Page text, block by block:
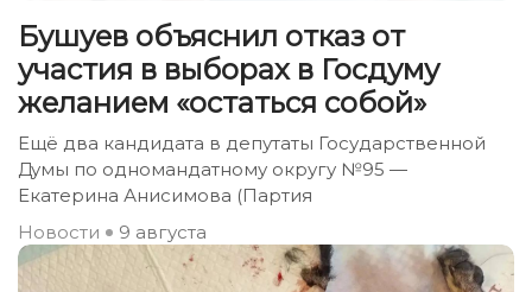
Бушуев объяснил отказ от
участия в выборах в Госдуму
желанием «остаться собой»
Ещё два кандидата в депутаты Государственной
Думы по одномандатному округу №95 —
Екатерина Анисимова (Партия
Новости
9 августа